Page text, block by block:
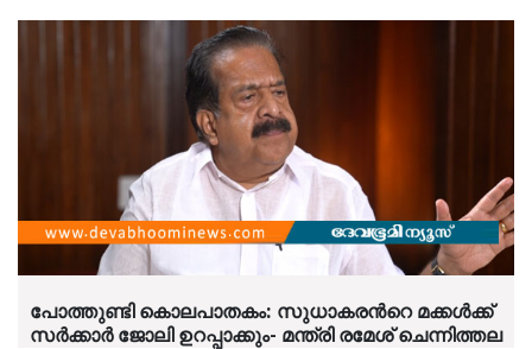
പോത്തുണ്ടി കൊലപാതകം: സുധാകരന്‍റെ മക്കള്‍ക്ക്
സര്‍ക്കാര്‍ ജോലി ഉറപ്പാക്കും- മന്ത്രി രമേശ് ചെന്നിത്തല